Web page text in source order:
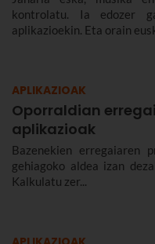
kontrolatu. Ia edozer
APLIKAZIOAK
Oporraldian
aplikazioak
Bazenekien erregaiaren
gehiagoko aldea izan
Kalkulatu zer...